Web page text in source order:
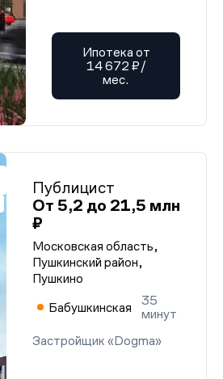
Ипотека от
14 672 ₽/
мес.
Публицист
От 5,2 до 21,5 млн
₽
Московская область,
Пушкинский район,
Пушкино
Бабушкинская
35
минут
Застройщик «Dogma»